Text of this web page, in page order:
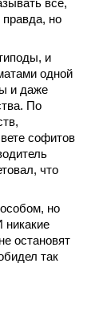
все,
правда, но
и
одной
и даже
По
софитов
что
но
никакие
остановят
так